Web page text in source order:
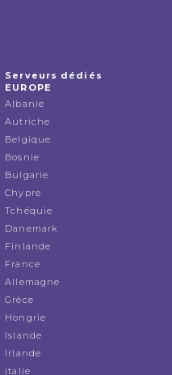
Serveurs dédiés
EUROPE
Albanie
Autriche
Belgique
Bosnie
Bulgarie
Chypre
Tchéquie
Danemark
Finlande
France
Allemagne
Grèce
Hongrie
Islande
Irlande
italie